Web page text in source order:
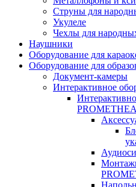
Струны для
Укулеле
Чехлы для
Наушники
Оборудование для
Оборудование для
Документ-камеры
Интерактивное